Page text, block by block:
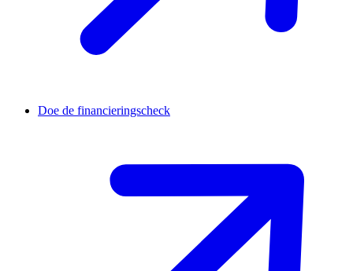
Doe de financieringscheck